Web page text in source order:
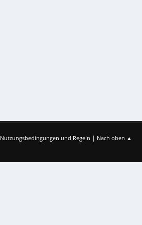
Nutzungsbedingungen und Regeln | Nach oben ▲